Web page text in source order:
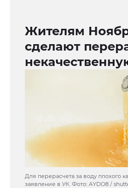
Жителям
сделают
Для перерасчета за воду плохого
заявление в УК. Фото: AYDO8 /